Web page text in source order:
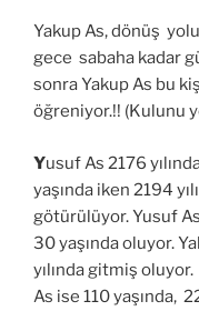
Yakup As, dönüş
gece sabaha kadar
sonra Yakup As bu
öğreniyor.!! (Kulunu
Yusuf As 2176
yaşında iken 2194
götürülüyor. Yusuf
30 yaşında oluyor.
yılında gitmiş
As ise 110 yaşında,